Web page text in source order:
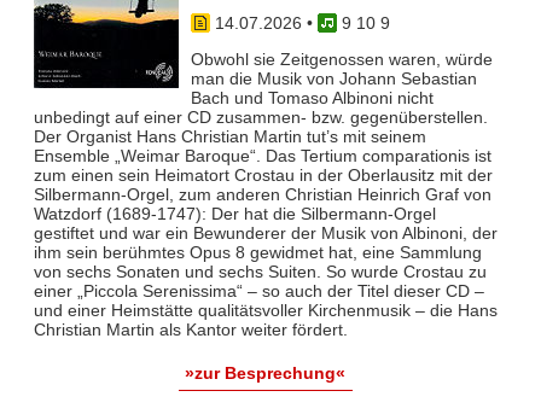
14.07.2026 •
9 10 9
Obwohl sie Zeitgenossen waren, würde
man die Musik von Johann Sebastian
Bach und Tomaso Albinoni nicht
unbedingt auf einer CD zusammen- bzw. gegenüberstellen.
Der Organist Hans Christian Martin tut’s mit seinem
Ensemble „Weimar Baroque“. Das Tertium comparationis ist
zum einen sein Heimatort Crostau in der Oberlausitz mit der
Silbermann-Orgel, zum anderen Christian Heinrich Graf von
Watzdorf (1689-1747): Der hat die Silbermann-Orgel
gestiftet und war ein Bewunderer der Musik von Albinoni, der
ihm sein berühmtes Opus 8 gewidmet hat, eine Sammlung
von sechs Sonaten und sechs Suiten. So wurde Crostau zu
einer „Piccola Serenissima“ – so auch der Titel dieser CD –
und einer Heimstätte qualitätsvoller Kirchenmusik – die Hans
Christian Martin als Kantor weiter fördert.
»zur Besprechung«